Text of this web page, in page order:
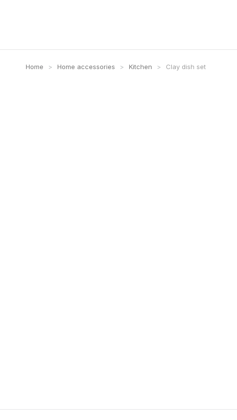
Tu sei qui:
Home Home accessories Kitchen Clay dish set